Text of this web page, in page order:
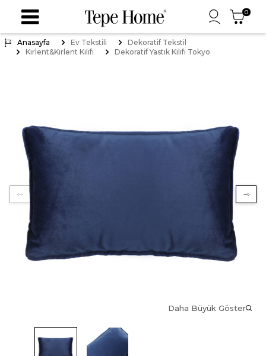
0
Anasayfa Ev Tekstili
Dekoratif Tekstil
Kırlent&Kırlent Kılıfı
Dekoratif Yastık Kılıfı Tokyo
Daha Büyük Göster